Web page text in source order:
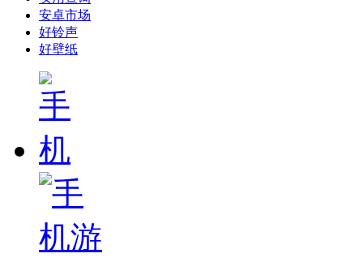
安卓市场
好铃声
好壁纸